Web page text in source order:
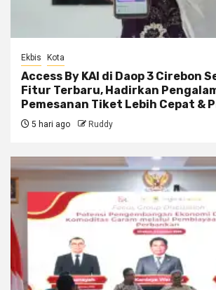
Ekbis Kota
Access By KAI di Daop 3 Cirebon
Fitur Terbaru, Hadirkan
Pemesanan Tiket Lebih Cepat &
5 hari ago Ruddy